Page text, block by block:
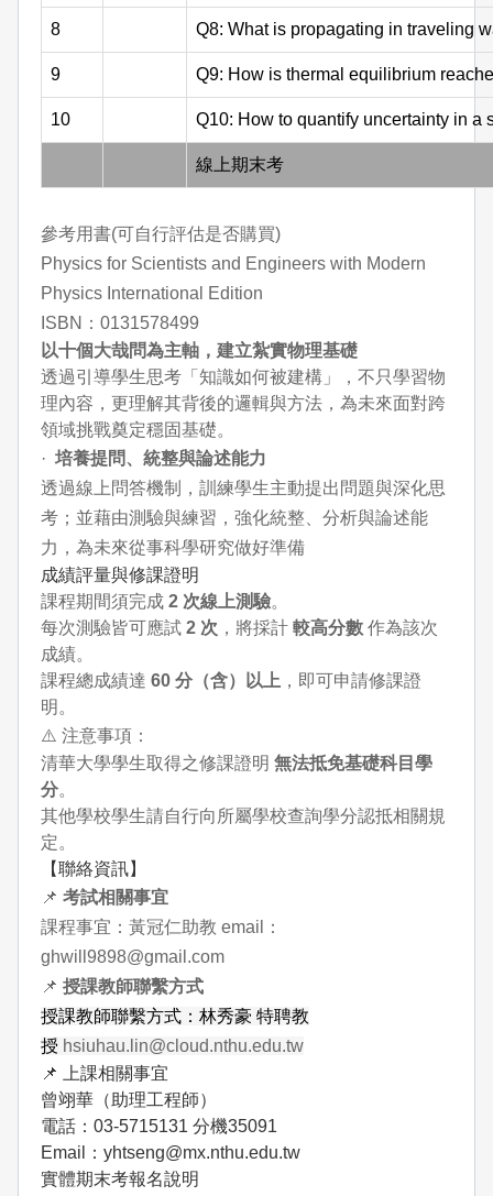
8 Q8: What is propagating in traveling
9 Q9: How is thermal equilibrium
10 Q10: How to quantify uncertainty in a
線上期末考
參考用書(可自行評估是否購買)
Physics for Scientists and Engineers with Modern
Physics International Edition
ISBN：0131578499
以十個大哉問為主軸，建立紮實物理基礎
透過引導學生思考「知識如何被建構」，不只學習物
理內容，更理解其背後的邏輯與方法，為未來面對跨
領域挑戰奠定穩固基礎。
· 培養提問、統整與論述能力
透過線上問答機制，訓練學生主動提出問題與深化思
考；並藉由測驗與練習，強化統整、分析與論述能
力，為未來從事科學研究做好準備
成績評量與修課證明
課程期間須完成 2 次線上測驗。
每次測驗皆可應試 2 次 ，將採計 較高分數 作為該次
成績。
課程總成績達 60 分（含）以上 ，即可申請修課證
明。
⚠ ️ 注意事項：
清華大學學生取得之修課證明 無法抵免基礎科目學
分。
其他學校學生請自行向所屬學校查詢學分認抵相關規
定。
【聯絡資訊】
📌 考試相關事宜
課程事宜：黃冠仁助教 email：
ghwill9898@gmail.com
📌 授課教師聯繫方式
授課教師聯繫方式：林秀豪 特聘教
授 hsiuhau.lin@cloud.nthu.edu.tw
📌
上課相關事宜
曾翊華（助理工程師）
電話：03-5715131 分機35091
Email
：yhtseng@mx.nthu.edu.tw
實體期末考報名說明